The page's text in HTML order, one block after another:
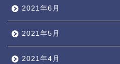
2021年6月
2021年5月
2021年4月